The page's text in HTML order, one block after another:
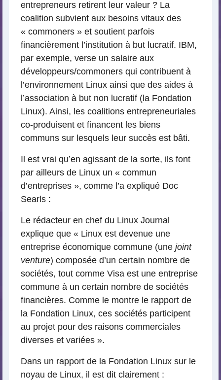
entrepreneurs retirent leur valeur ? La
coalition subvient aux besoins vitaux des
« commoners » et soutient parfois
financièrement l’institution à but lucratif. IBM,
par exemple, verse un salaire aux
développeurs/commoners qui contribuent à
l’environnement Linux ainsi que des aides à
l’association à but non lucratif (la Fondation
Linux). Ainsi, les coalitions entrepreneuriales
co-produisent et financent les biens
communs sur lesquels leur succès est bâti.
Il est vrai qu’en agissant de la sorte, ils font
par ailleurs de Linux un « commun
d’entreprises », comme l’a expliqué Doc
Searls :
Le rédacteur en chef du Linux Journal
explique que « Linux est devenue une
entreprise économique commune (une joint
venture) composée d’un certain nombre de
sociétés, tout comme Visa est une entreprise
commune à un certain nombre de sociétés
financières. Comme le montre le rapport de
la Fondation Linux, ces sociétés participent
au projet pour des raisons commerciales
diverses et variées ».
Dans un rapport de la Fondation Linux sur le
noyau de Linux, il est dit clairement :